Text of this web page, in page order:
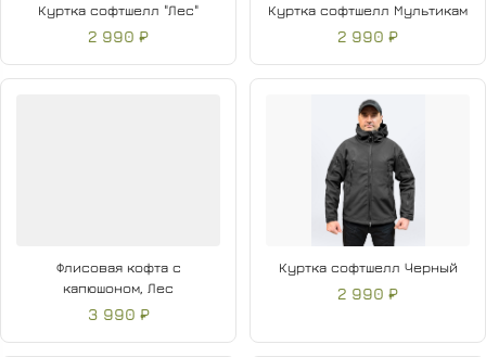
Куртка софтшелл "Лес"
2 990 ₽
Куртка софтшелл Мультикам
2 990 ₽
Флисовая кофта с
капюшоном, Лес
3 990 ₽
Куртка софтшелл Черный
2 990 ₽